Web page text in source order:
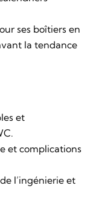
ses boîtiers en
la tendance
et
et complications
l’ingénierie et